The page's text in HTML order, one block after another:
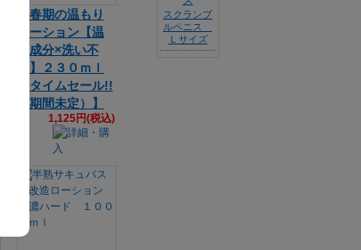
思春期の温もり
ローション【温
感成分×洗い不
要】２３０ｍｌ
【タイムセール!!
（期間未定）】
1,125円(税込)
スクランブ
ルペニス
Ｌサイズ